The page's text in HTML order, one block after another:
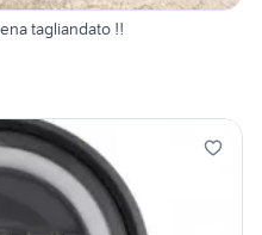
125 appena tagliandato !!